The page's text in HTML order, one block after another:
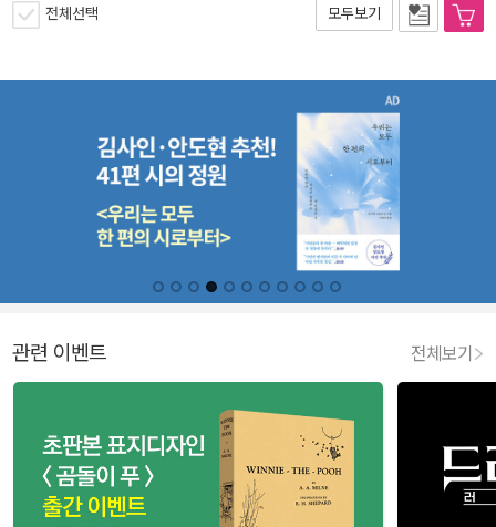
전체선택 모두보기
관련 이벤트 전체보기